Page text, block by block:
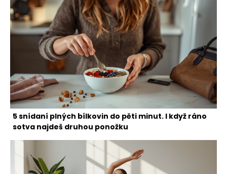
5 snídaní plných bílkovin do pěti minut. I když ráno
sotva najdeš druhou ponožku